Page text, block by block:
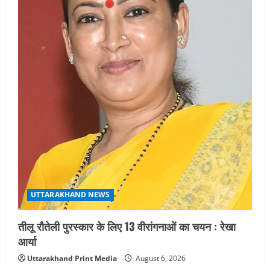
UTTARAKHAND NEWS
तीलू रौतेली पुरस्कार के लिए 13 वीरांगनाओं का चयन : रेखा
आर्या
Uttarakhand Print Media August 6, 2026